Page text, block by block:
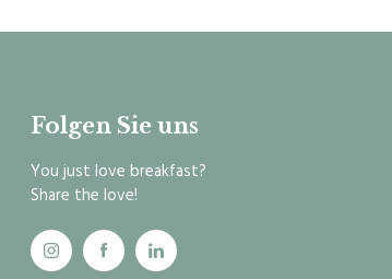
Folgen Sie uns
You just love breakfast?
Share the love!